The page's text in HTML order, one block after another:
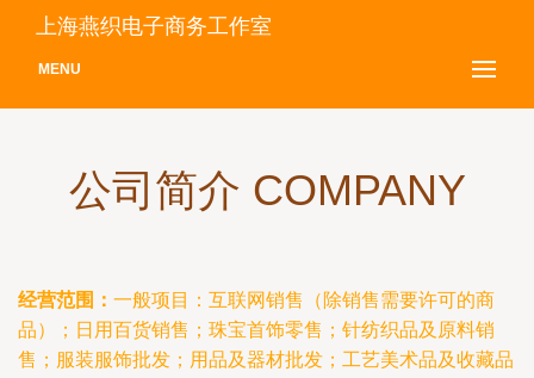
上海燕织电子商务工作室
MENU
公司简介 COMPANY
经营范围： 一般项目：互联网销售（除销售需要许可的商
品）；日用百货销售；珠宝首饰零售；针纺织品及原料销
售；服装服饰批发；用品及器材批发；工艺美术品及收藏品